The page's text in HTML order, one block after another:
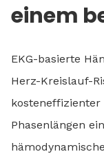
einem
EKG-basierte
Herz-Kreislauf-
Phasenlängen